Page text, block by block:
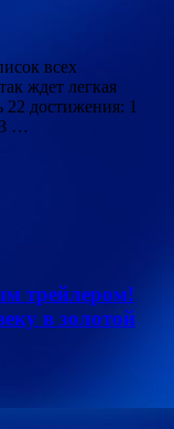
всех
ждет легкая
достижения: 1
3 …
трейлером!
в золотой